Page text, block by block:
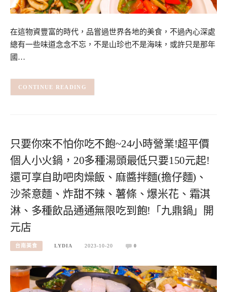
在這物資豐富的時代，品嘗過世界各地的美食，不過內心深處
總有一些味道念念不忘，不是山珍也不是海味，或許只是那年
國…
CONTINUE READING
只要你來不怕你吃不飽~24小時營業!超平價
個人小火鍋，20多種湯頭最低只要150元起!
還可享自助吧肉燥飯、麻醬拌麵(擔仔麵)、
沙茶意麵、炸甜不辣、薯條、爆米花、霜淇
淋、多種飲品通通無限吃到飽!「九鼎鍋」開
元店
台南美食 LYDIA 2023-10-20 0